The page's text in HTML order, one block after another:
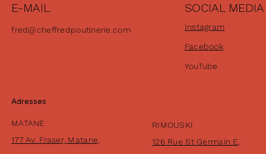
E-MAIL
fred@cheffredpoutinerie.com
SOCIAL MEDIA
Instagram
Facebook
YouTube
Adresses
MATANE
177 Av. Fraser, Matane,
RIMOUSKI
126 Rue St Germain E,